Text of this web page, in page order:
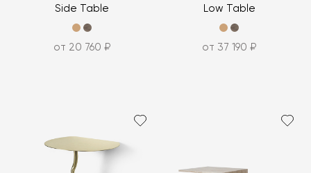
Side Table
от 20 760 ₽
Low Table
от 37 190 ₽